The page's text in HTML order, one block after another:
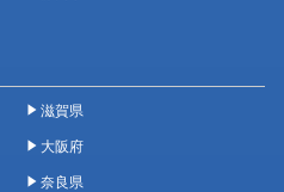
滋賀県
大阪府
奈良県